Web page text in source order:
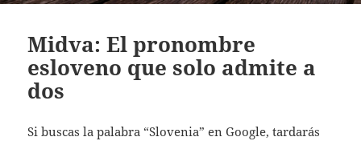
Midva: El pronombre
esloveno que solo admite a
dos
Si buscas la palabra “Slovenia” en Google, tardarás